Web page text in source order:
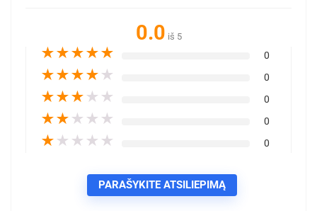
0.0 iš 5
★★★★★ 0
★★★★ ★ 0
★★★ ★ ★ 0
★★ ★ ★ ★ 0
★ ★ ★ ★ ★ 0
PARAŠYKITE ATSILIEPIMĄ